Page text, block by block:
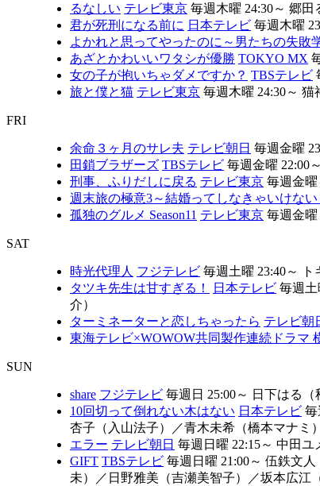
るなしい テレビ東京 毎週木曜 24:30～ 郷田
君が死刑になる前に 日本テレビ 毎週木曜
よかれと思ってやったのに～男たちの失敗
あざとかわいいワタシが優勝 TOKYO MX
女の子が抱いちゃダメですか？ TBSテレビ
旅と僕と猫 テレビ東京 毎週木曜 24:30～ 猫
FRI
余命３ヶ月のサレ夫 テレビ朝日 毎週金曜
田鎖ブラザーズ TBSテレビ 毎週金曜 22:00～
刑事、ふりだしに戻る テレビ東京 毎週金曜
週末旅の極意3～結婚ってしなきゃいけない
孤独のグルメ Season11 テレビ東京 毎週金曜
SAT
時光代理人 フジテレビ 毎週土曜 23:40～ ト
タツキ先生は甘すぎる！
日本テレビ 毎週土
介）
ターミネーターと恋しちゃったら テレビ朝
東海テレビ×WOWOW共同製作連続ドラマ
SUN
share フジテレビ 毎週日 25:00～ 日下はる（
10回切って倒れない木はない 日本テレビ 毎
杏子（入山法子）
／青木未希（橋本マナミ）
エラー テレビ朝日 毎週日曜 22:15～ 中田ユ
GIFT TBSテレビ 毎週日曜 21:00～ 伍鉄文人
未）
／ 日野雅美（吉瀬美智子） ／坂本広江